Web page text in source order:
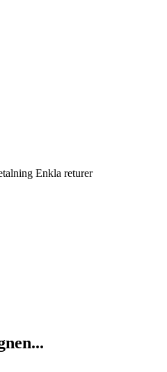
Enkla returer